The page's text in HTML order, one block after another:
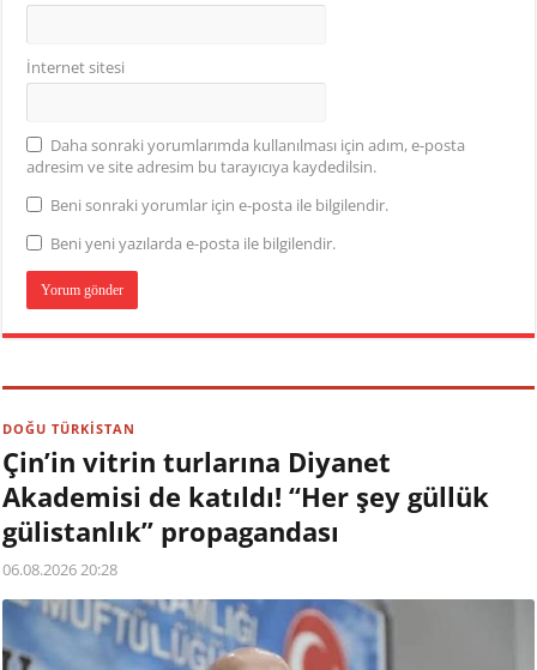
İnternet sitesi
Daha sonraki yorumlarımda kullanılması için adım, e-posta
adresim ve site adresim bu tarayıcıya kaydedilsin.
Beni sonraki yorumlar için e-posta ile bilgilendir.
Beni yeni yazılarda e-posta ile bilgilendir.
DOĞU TÜRKİSTAN
Çin’in vitrin turlarına Diyanet
Akademisi de katıldı! “Her şey güllük
gülistanlık” propagandası
06.08.2026 20:28